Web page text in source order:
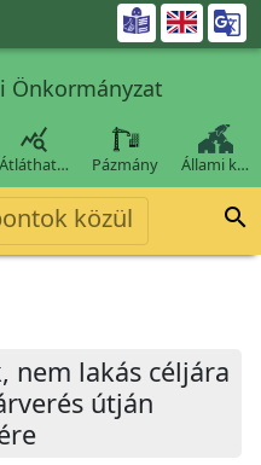

Önkormányzat

Átláthat… Pázmány Állami k…
közül 
nem lakás céljára
útján